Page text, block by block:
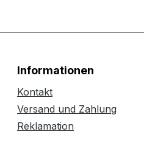
Informationen
Kontakt
Versand und Zahlung
Reklamation